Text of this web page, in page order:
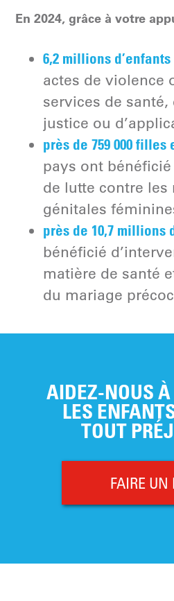
En 2024, grâce à votre
6,2 millions d’enfants
actes de violence
services de santé,
justice ou
près de 759 000 filles
pays ont
de lutte contre
génitales
près de 10,7 millions
bénéficié
matière de santé
du mariage
AIDEZ-NOUS À
LES
TOUT
FAIRE UN